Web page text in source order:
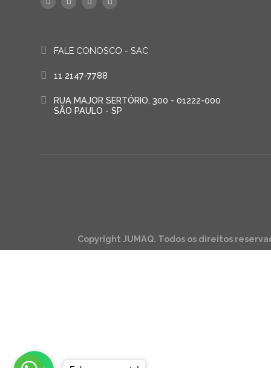
FALE CONOSCO - SAC
11 2147-7788
RUA MAJOR SERTÓRIO, 300 - 01222-000
SÃO PAULO - SP
Copyright JUMAQ. Todos os direitos